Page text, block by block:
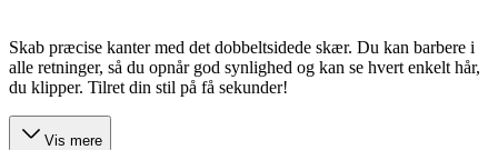
Skab præcise kanter med det dobbeltsidede skær. Du kan barbere i
alle retninger, så du opnår god synlighed og kan se hvert enkelt hår,
du klipper. Tilret din stil på få sekunder!
Vis mere